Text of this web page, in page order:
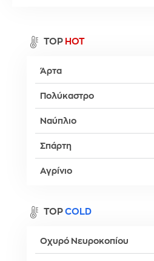
TOP HOT
Άρτα
Πολύκαστρο
Ναύπλιο
Σπάρτη
Αγρίνιο
TOP COLD
Οχυρό Νευροκοπίου